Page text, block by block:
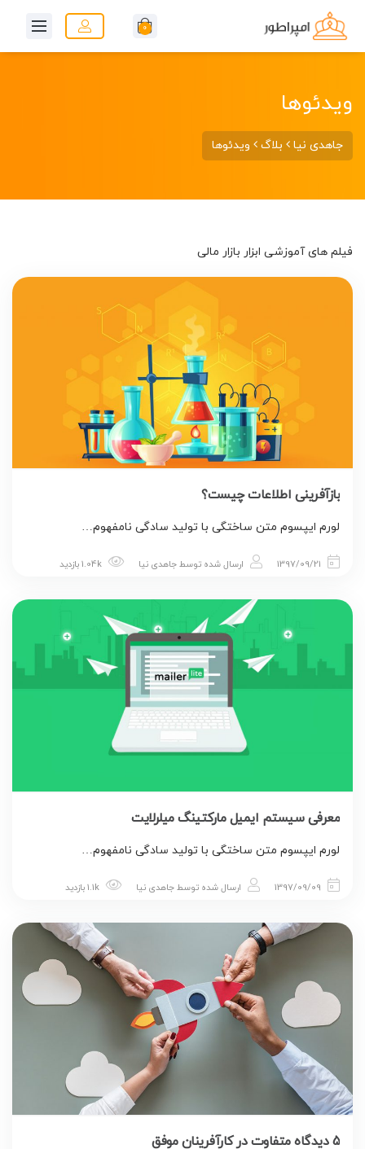
0
ویدئوها
جاهدی نیا بلاگ ویدئوها
فیلم های آموزشی ابزار بازار مالی
بازآفرینی اطلاعات چیست؟
لورم ایپسوم متن ساختگی با تولید سادگی نامفهوم…
1397/09/21 ارسال شده توسطجاهدی نیا
معرفی سیستم ایمیل مارکتینگ میلرلایت
لورم ایپسوم متن ساختگی با تولید سادگی نامفهوم…
1397/09/09 ارسال شده توسطجاهدی نیا
5 دیدگاه متفاوت در کارآفرینان موفق